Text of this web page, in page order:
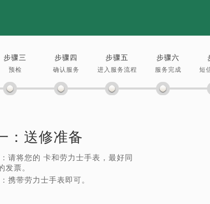
服务中心（需提前预约）
中心（需提前预约）
中心（需提前预约）
务中心（需提前预约）
务中心（需提前预约）
务中心（需提前预约）
劳力士售后服务中心（需提前预约）
中心（需提前预约）
中心（需提前预约）
务中心（需提前预约）
步骤三
预检
步骤四
确认服务
步骤五
进入服务流程
步骤六
服务完成 短
： 送修准备
请将您的 卡和劳力士手表，最好同
发票。
携带劳力士手表即可。